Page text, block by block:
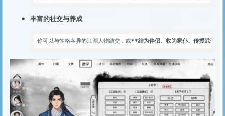
丰富的社交与养成
你可以与性格各异的江湖人物结交，或**结为伴侣、收为家仆、传授武艺**